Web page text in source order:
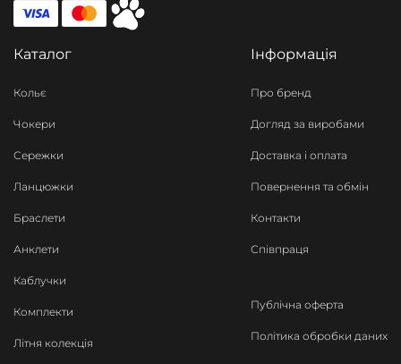
Каталог
Кольє
Чокери
Сережки
Ланцюжки
Браслети
Анклети
Каблучки
Комплекти
Літня колекція
Інформація
Про бренд
Догляд за виробами
Доставка і оплата
Повернення та обмін
Контакти
Співпраця
Публічна оферта
Політика обробки даних